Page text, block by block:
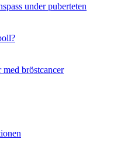
under puberteten
bröstcancer